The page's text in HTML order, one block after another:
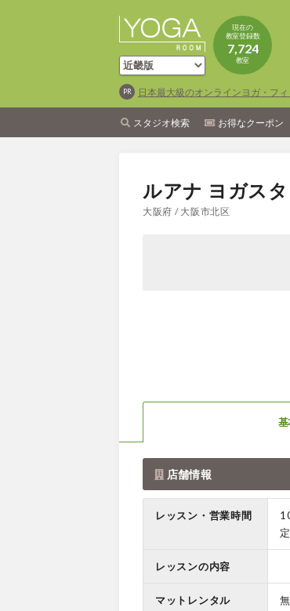
現在の
教室登録数
7,724
教室
日本最大級のオンラインヨガ・フィ
スタジオ検索 お得なクーポン
ルアナ ヨガス
大阪府 / 大阪市北区
基
店舗情報
レッスン・営業時間
レッスンの内容
マットレンタル